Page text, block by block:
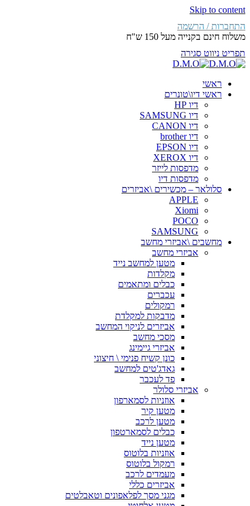
Skip to content
התחברות / הרשמה
משלוח חינם בקנייה מעל 150 ש"ח
תפריט ניווט סגירה
ראשי
ראשי דיו\טונרים
דיו HP
דיו SAMSUNG
דיו CANON
דיו brother
דיו EPSON
דיו XEROX
מדפסות לייזר
מדפסות דיו
סלולאר – מכשירים \אביזרים
APPLE
Xiomi
POCO
SAMSUNG
מחשבים \אביזרי מחשב
אביזרי מחשב
מטען למחשב נייד
מקלדות
כבלים ומתאמים
עכברים
רמקולים
מדבקות למקלדת
אביזרים לניקוי המחשב
מסכי מחשב
אביזרי גיימינג
כונן קשיח פנימי \ חיצוני
גאדג'טים למחשב
פד לעכבר
אביזרי סלולר
אוזניות לסמארפון
מטען קיר
מטען לרכב
כבלים לסמארטפון
מטען נייד
אוזניות בלוטוס
רמקול בלוטוס
מעמדים לרכב
אביזרים כללי
מגני מסך לפלאפונים וטאבלטים